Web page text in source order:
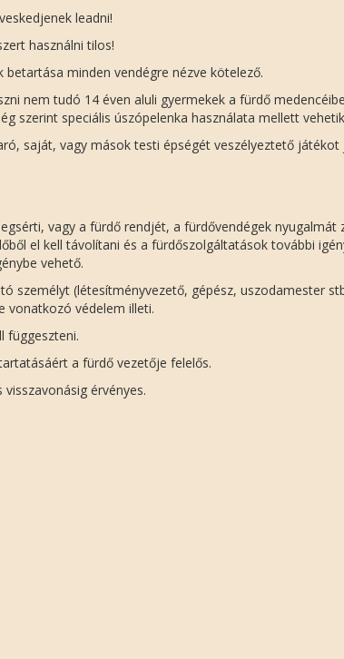
leadni!
használni tilos!
minden vendégre nézve kötelező.
nem tudó 14 éven aluli gyermekek a fürdő
szerint speciális úszópelenka használata mellett
saját, vagy mások testi épségét veszélyeztető játékot
vagy a fürdő rendjét, a fürdővendégek nyugalmát
el kell távolítani és a fürdőszolgáltatások további
vehető.
személyt (létesítményvezető, gépész, uszodamester
vonatkozó védelem illeti.
függeszteni.
a fürdő vezetője felelős.
érvényes.